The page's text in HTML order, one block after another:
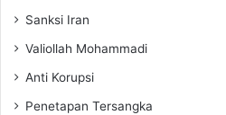
Sanksi Iran
Valiollah Mohammadi
Anti Korupsi
Penetapan Tersangka